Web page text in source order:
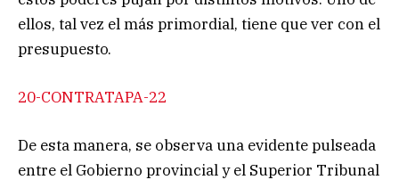
ellos, tal vez el más primordial, tiene que ver con el
presupuesto.
20-CONTRATAPA-22
De esta manera, se observa una evidente pulseada
entre el Gobierno provincial y el Superior Tribunal